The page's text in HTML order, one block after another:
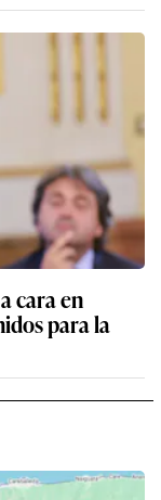
cara en
para la